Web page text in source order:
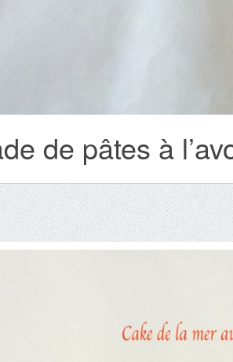
de pâtes à